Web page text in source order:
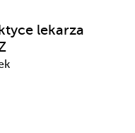
lekarza